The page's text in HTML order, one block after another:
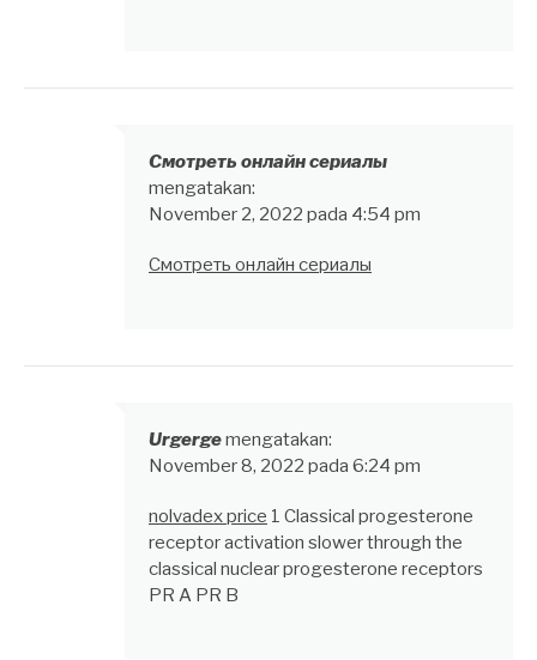
Смотреть онлайн сериалы
mengatakan:
November 2, 2022 pada 4:54 pm
Смотреть онлайн сериалы
Urgergemengatakan:
November 8, 2022 pada 6:24 pm
nolvadex price 1 Classical progesterone
receptor activation slower through the
classical nuclear progesterone receptors
PR A PR B